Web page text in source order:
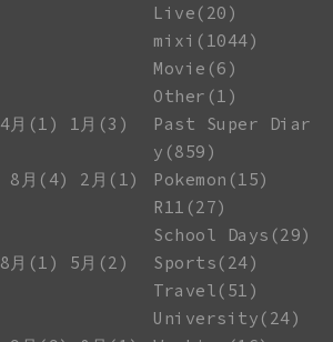
4月(1)
1月(3)
8月(4)
2月(1)
8月(1)
5月(2)
Live(20)
mixi(1044)
Movie(6)
Other(1)
Past Super Diar
y(859)
Pokemon(15)
R11(27)
School Days(29)
Sports(24)
Travel(51)
University(24)